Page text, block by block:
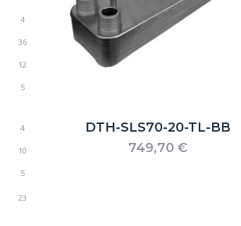
4
36
12
5
4
10
5
23
DTH-SLS70-20-TL-BB
749,70€